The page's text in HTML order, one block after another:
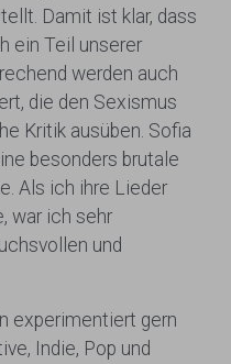
Damit ist klar, dass
ein Teil unserer
werden auch
die den Sexismus
Kritik ausüben. Sofia
besonders brutale
Als ich ihre Lieder
war ich sehr
und
experimentiert gern
Indie, Pop und